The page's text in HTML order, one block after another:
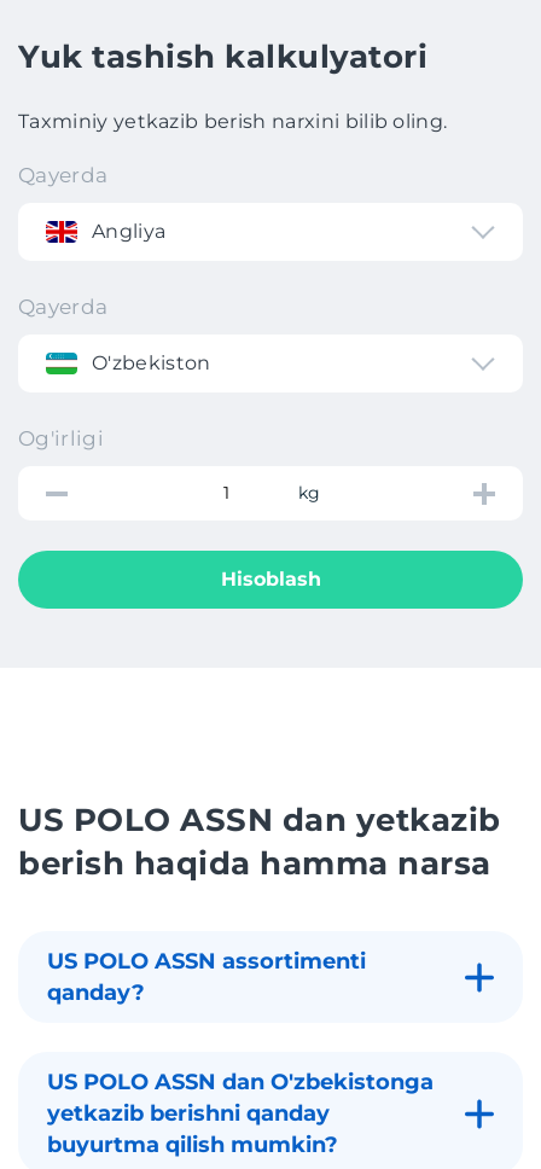
Yuk tashish kalkulyatori
Taxminiy yetkazib berish narxini bilib oling.
Qayerda
Angliya
Qayerda
O'zbekiston
Og'irligi
kg
Hisoblash
US POLO ASSN dan yetkazib
berish haqida hamma narsa
US POLO ASSN assortimenti
qanday?
US POLO ASSN dan O'zbekistonga
yetkazib berishni qanday
buyurtma qilish mumkin?